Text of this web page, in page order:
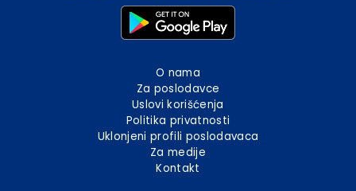
O nama
Za poslodavce
Uslovi korišćenja
Politika privatnosti
Uklonjeni profili poslodavaca
Za medije
Kontakt